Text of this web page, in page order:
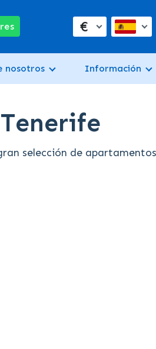
€
nosotros Información
selección de